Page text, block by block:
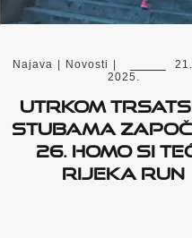
Najava Novosti
2025.
Utrkom
stubama
26. Homo si
Rijeka Run